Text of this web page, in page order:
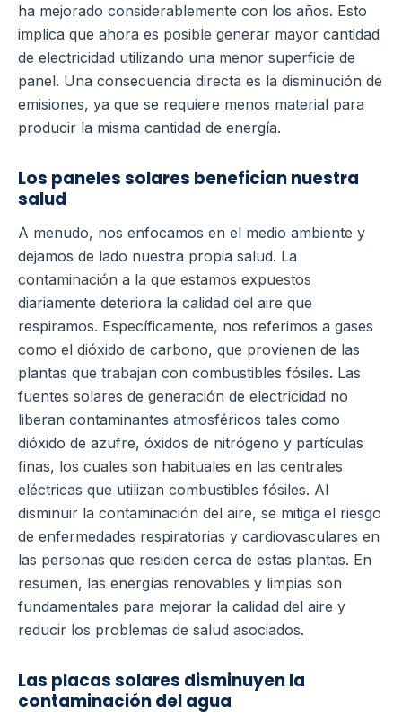
ha mejorado considerablemente con los años. Esto
implica que ahora es posible generar mayor cantidad
de electricidad utilizando una menor superficie de
panel. Una consecuencia directa es la disminución de
emisiones, ya que se requiere menos material para
producir la misma cantidad de energía.
Los paneles solares benefician nuestra
salud
A menudo, nos enfocamos en el medio ambiente y
dejamos de lado nuestra propia salud. La
contaminación a la que estamos expuestos
diariamente deteriora la calidad del aire que
respiramos. Específicamente, nos referimos a gases
como el dióxido de carbono, que provienen de las
plantas que trabajan con combustibles fósiles. Las
fuentes solares de generación de electricidad no
liberan contaminantes atmosféricos tales como
dióxido de azufre, óxidos de nitrógeno y partículas
finas, los cuales son habituales en las centrales
eléctricas que utilizan combustibles fósiles. Al
disminuir la contaminación del aire, se mitiga el riesgo
de enfermedades respiratorias y cardiovasculares en
las personas que residen cerca de estas plantas. En
resumen, las energías renovables y limpias son
fundamentales para mejorar la calidad del aire y
reducir los problemas de salud asociados.
Las placas solares disminuyen la
contaminación del agua